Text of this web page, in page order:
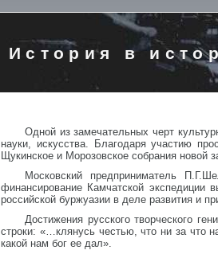
История в
Одной из замечательных черт
науки, искусства. Благодаря участию
Щукинское и Морозовское собрания новой
Московский предприниматель
финансирование Камчатской экспедиции
российской буржуазии в деле развития и
Достижения русского творческого
строки: «…клянусь честью, что ни за что
какой нам бог ее дал».